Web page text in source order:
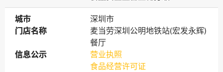
城市
城市
深圳市
门店名称
门店名称
麦当劳深圳公明地铁站(宏发永辉)
餐厅
信息公示
信息公示
营业执照
食品经营许可证